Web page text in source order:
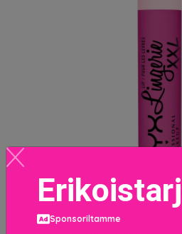
Sponsoriltamme